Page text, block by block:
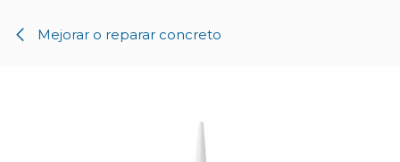
Mejorar o reparar concreto